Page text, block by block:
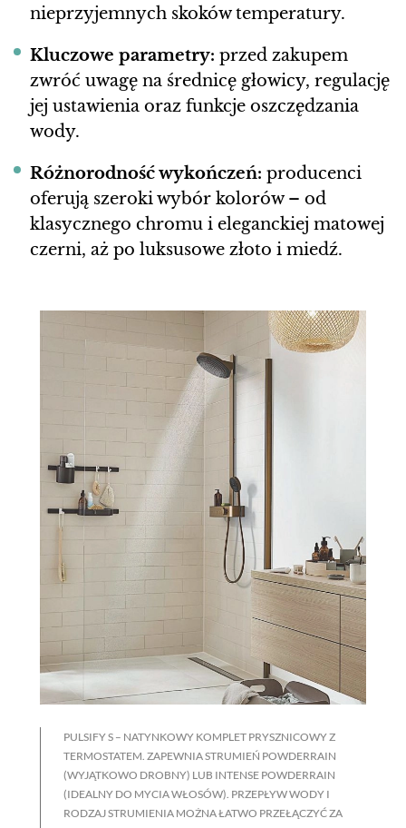
nieprzyjemnych skoków temperatury.
Kluczowe parametry: przed zakupem
zwróć uwagę na średnicę głowicy, regulację
jej ustawienia oraz funkcje oszczędzania
wody.
Różnorodność wykończeń: producenci
oferują szeroki wybór kolorów – od
klasycznego chromu i eleganckiej matowej
czerni, aż po luksusowe złoto i miedź.
PULSIFY S – NATYNKOWY KOMPLET PRYSZNICOWY Z
TERMOSTATEM. ZAPEWNIA STRUMIEŃ POWDERRAIN
(WYJĄTKOWO DROBNY) LUB INTENSE POWDERRAIN
(IDEALNY DO MYCIA WŁOSÓW). PRZEPŁYW WODY I
RODZAJ STRUMIENIA MOŻNA ŁATWO PRZEŁĄCZYĆ ZA